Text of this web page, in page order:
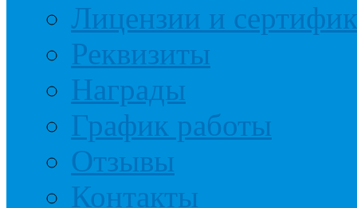
Лицензии и
Реквизиты
Награды
График работы
Отзывы
Контакты